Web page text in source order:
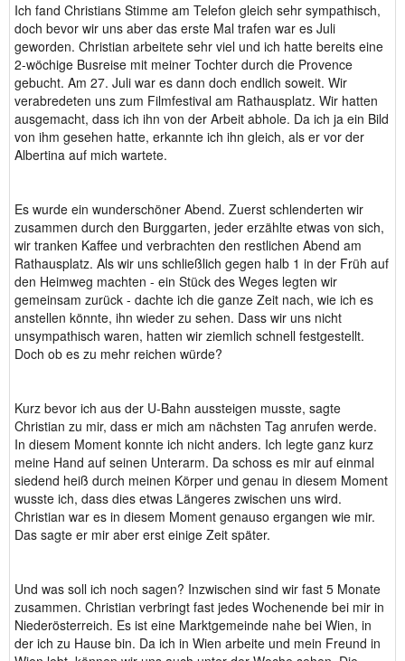
Ich fand Christians Stimme am Telefon gleich sehr sympathisch,
doch bevor wir uns aber das erste Mal trafen war es Juli
geworden. Christian arbeitete sehr viel und ich hatte bereits eine
2-wöchige Busreise mit meiner Tochter durch die Provence
gebucht. Am 27. Juli war es dann doch endlich soweit. Wir
verabredeten uns zum Filmfestival am Rathausplatz. Wir hatten
ausgemacht, dass ich ihn von der Arbeit abhole. Da ich ja ein Bild
von ihm gesehen hatte, erkannte ich ihn gleich, als er vor der
Albertina auf mich wartete.
Es wurde ein wunderschöner Abend. Zuerst schlenderten wir
zusammen durch den Burggarten, jeder erzählte etwas von sich,
wir tranken Kaffee und verbrachten den restlichen Abend am
Rathausplatz. Als wir uns schließlich gegen halb 1 in der Früh auf
den Heimweg machten - ein Stück des Weges legten wir
gemeinsam zurück - dachte ich die ganze Zeit nach, wie ich es
anstellen könnte, ihn wieder zu sehen. Dass wir uns nicht
unsympathisch waren, hatten wir ziemlich schnell festgestellt.
Doch ob es zu mehr reichen würde?
Kurz bevor ich aus der U-Bahn aussteigen musste, sagte
Christian zu mir, dass er mich am nächsten Tag anrufen werde.
In diesem Moment konnte ich nicht anders. Ich legte ganz kurz
meine Hand auf seinen Unterarm. Da schoss es mir auf einmal
siedend heiß durch meinen Körper und genau in diesem Moment
wusste ich, dass dies etwas Längeres zwischen uns wird.
Christian war es in diesem Moment genauso ergangen wie mir.
Das sagte er mir aber erst einige Zeit später.
Und was soll ich noch sagen? Inzwischen sind wir fast 5 Monate
zusammen. Christian verbringt fast jedes Wochenende bei mir in
Niederösterreich. Es ist eine Marktgemeinde nahe bei Wien, in
der ich zu Hause bin. Da ich in Wien arbeite und mein Freund in